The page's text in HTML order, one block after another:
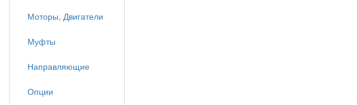
Моторы, Двигатели
Муфты
Направляющие
Опции